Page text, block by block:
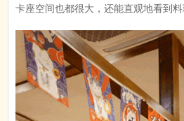
卡座空间也都很大，还能直观地看到料